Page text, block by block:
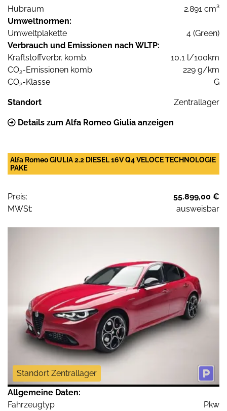
Hubraum
2.891 cm³
Umweltnormen:
Umweltplakette
4 (Green)
Verbrauch und Emissionen nach WLTP:
Kraftstoffverbr. komb.
10,1 l/100km
CO2-Emissionen komb.
229 g/km
CO2-Klasse G
Standort Zentrallager
Details zum Alfa Romeo Giulia anzeigen
Alfa Romeo GIULIA 2.2 DIESEL 16V Q4 VELOCE TECHNOLOGIE
PAKE
Preis:
55.899,00 €
MWSt:
ausweisbar
Standort Zentrallager
Allgemeine Daten:
Fahrzeugtyp
Pkw